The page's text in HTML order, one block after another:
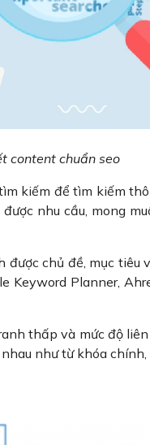
content chuẩn seo
kiếm để tìm kiếm
nhu cầu, mong
chủ đề, mục tiêu
Keyword Planner,
thấp và mức độ
như từ khóa